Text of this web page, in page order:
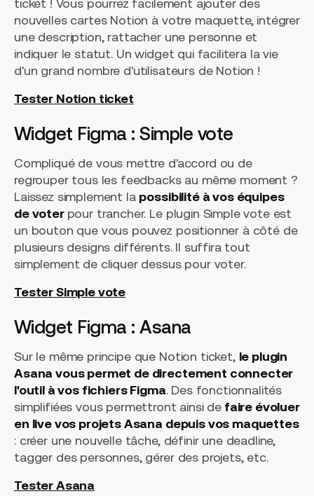
ticket ! Vous pourrez facilement ajouter des
nouvelles cartes Notion à votre maquette, intégrer
une description, rattacher une personne et
indiquer le statut. Un widget qui facilitera la vie
d'un grand nombre d'utilisateurs de Notion !
Tester Notion ticket
Widget Figma : Simple vote
Compliqué de vous mettre d'accord ou de
regrouper tous les feedbacks au même moment ?
Laissez simplement la possibilité à vos équipes
de voter pour trancher. Le plugin Simple vote est
un bouton que vous pouvez positionner à côté de
plusieurs designs différents. Il suffira tout
simplement de cliquer dessus pour voter.
Tester Simple vote
Widget Figma : Asana
Sur le même principe que Notion ticket, le plugin
Asana vous permet de directement connecter
l'outil à vos fichiers Figma. Des fonctionnalités
simplifiées vous permettront ainsi de faire évoluer
en live vos projets Asana depuis vos maquettes
: créer une nouvelle tâche, définir une deadline,
tagger des personnes, gérer des projets, etc.
Tester Asana